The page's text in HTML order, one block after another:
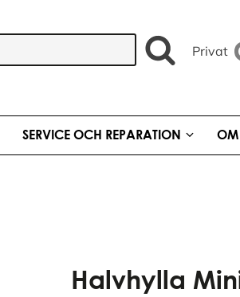
Privat
SERVICE OCH REPARATION OM
Halvhylla